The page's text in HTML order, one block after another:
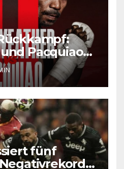
Pacquiao
fünf